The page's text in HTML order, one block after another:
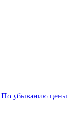
По убыванию цены